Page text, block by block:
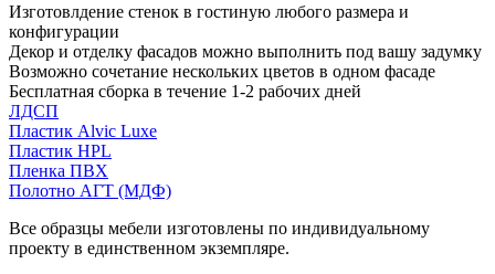
Изготовлдение стенок в гостиную любого размера и
конфигурации
Декор и отделку фасадов можно выполнить под вашу задумку
Возможно сочетание нескольких цветов в одном фасаде
Бесплатная сборка в течение 1-2 рабочих дней
ЛДСП
Пластик Alvic Luxe
Пластик HPL
Пленка ПВХ
Полотно АГТ (МДФ)
Все образцы мебели изготовлены по индивидуальному
проекту в единственном экземпляре.